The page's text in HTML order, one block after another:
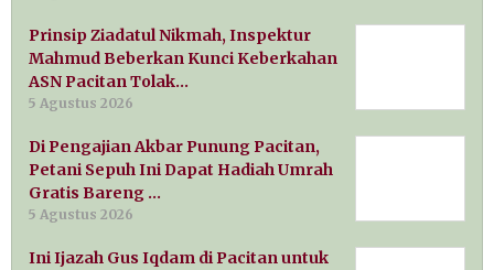
Prinsip Ziadatul Nikmah, Inspektur
Mahmud Beberkan Kunci Keberkahan
ASN Pacitan Tolak…
5 Agustus 2026
Di Pengajian Akbar Punung Pacitan,
Petani Sepuh Ini Dapat Hadiah Umrah
Gratis Bareng …
5 Agustus 2026
Ini Ijazah Gus Iqdam di Pacitan untuk